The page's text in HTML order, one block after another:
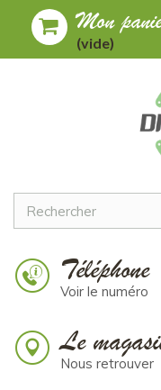
Mon
(vide)
Téléphone
Voir le numéro
Le
Nous retrouver